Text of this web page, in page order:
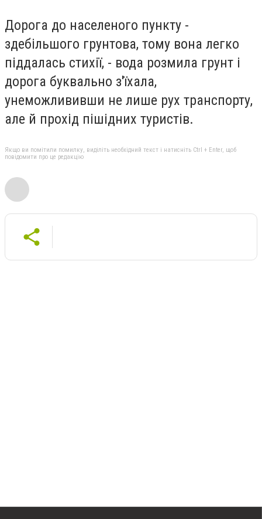
Дорога до населеного пункту -
здебільшого грунтова, тому вона легко
піддалась стихії, - вода розмила грунт і
дорога буквально з'їхала,
унеможлививши не лише рух транспорту,
але й прохід пішідних туристів.
Якщо ви помітили помилку, виділіть необхідний текст і натисніть Ctrl + Enter, щоб
повідомити про це редакцію